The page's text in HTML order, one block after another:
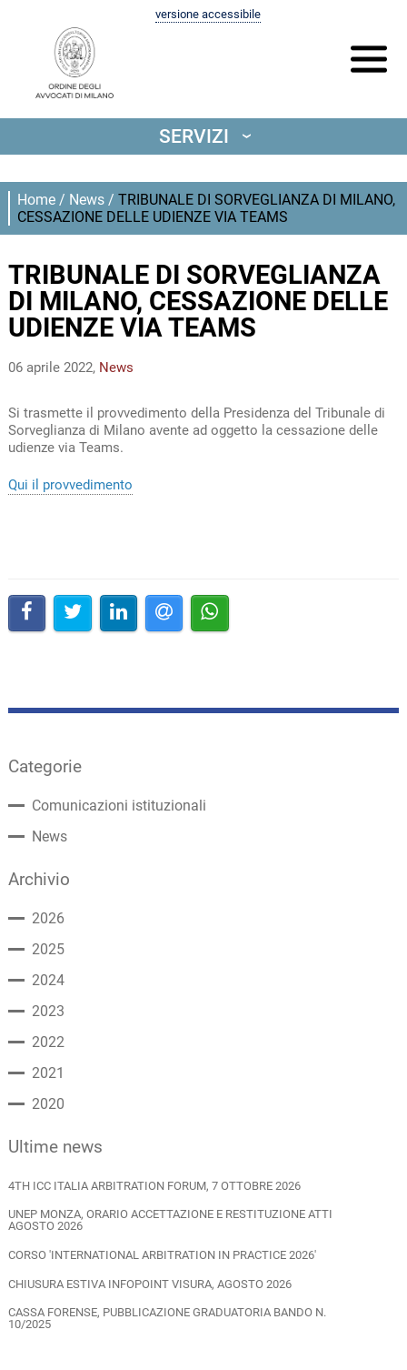
versione accessibile
SERVIZI ‹
Home/ News/ TRIBUNALE DI SORVEGLIANZA DI MILANO,
CESSAZIONE DELLE UDIENZE VIA TEAMS
TRIBUNALE DI SORVEGLIANZA
DI MILANO, CESSAZIONE DELLE
UDIENZE VIA TEAMS
06 aprile 2022, News
Si trasmette il provvedimento della Presidenza del Tribunale di
Sorveglianza di Milano avente ad oggetto la cessazione delle
udienze via Teams.
Qui il provvedimento
Categorie
Comunicazioni istituzionali
News
Archivio
2026
2025
2024
2023
2022
2021
2020
Ultime news
4TH ICC ITALIA ARBITRATION FORUM, 7 OTTOBRE 2026
UNEP MONZA, ORARIO ACCETTAZIONE E RESTITUZIONE ATTI
AGOSTO 2026
CORSO 'INTERNATIONAL ARBITRATION IN PRACTICE 2026'
CHIUSURA ESTIVA INFOPOINT VISURA, AGOSTO 2026
CASSA FORENSE, PUBBLICAZIONE GRADUATORIA BANDO N.
10/2025